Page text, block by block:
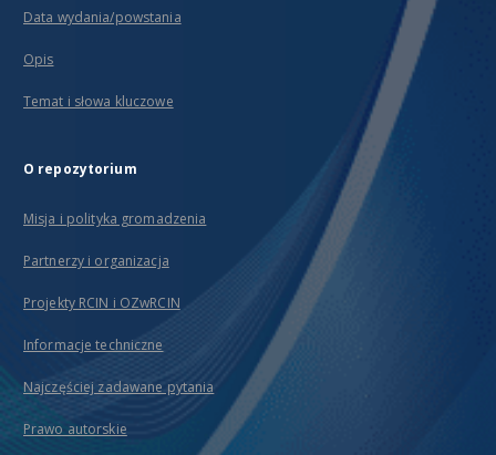
Data wydania/powstania
Opis
Temat i słowa kluczowe
O repozytorium
Misja i polityka gromadzenia
Partnerzy i organizacja
Projekty RCIN i OZwRCIN
Informacje techniczne
Najczęściej zadawane pytania
Prawo autorskie